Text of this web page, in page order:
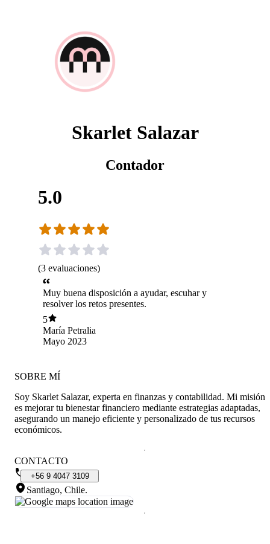
Skarlet Salazar
Contador
5.0
(3 evaluaciones)
Muy buena disposición a ayudar, escuhar y
resolver los retos presentes.
5
María Petralia
Mayo 2023
SOBRE MÍ
Soy Skarlet Salazar, experta en finanzas y contabilidad. Mi misión
es mejorar tu bienestar financiero mediante estrategias adaptadas,
asegurando un manejo eficiente y personalizado de tus recursos
económicos.
CONTACTO
+56 9 4047 3109
Santiago, Chile.